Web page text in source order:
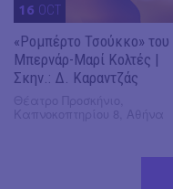
16 OCT
«Ρομπέρτο Τσούκκο» του
Μπερνάρ-Μαρί Κολτές |
Σκην.: Δ. Καραντζάς